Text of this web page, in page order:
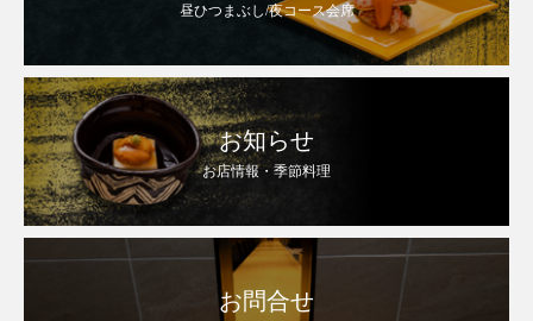
昼ひつまぶし/夜コース会席
お知らせ
お店情報・季節料理
お問合せ